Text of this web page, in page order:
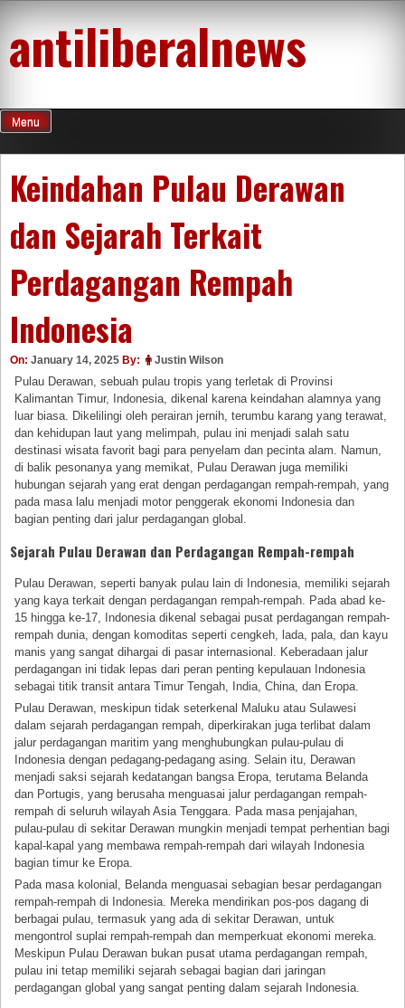
content
antiliberalnews
Menu
Keindahan Pulau Derawan
dan Sejarah Terkait
Perdagangan Rempah
Indonesia
On: January 14, 2025 By: Justin Wilson
Pulau Derawan, sebuah pulau tropis yang terletak di Provinsi
Kalimantan Timur, Indonesia, dikenal karena keindahan alamnya yang
luar biasa. Dikelilingi oleh perairan jernih, terumbu karang yang terawat,
dan kehidupan laut yang melimpah, pulau ini menjadi salah satu
destinasi wisata favorit bagi para penyelam dan pecinta alam. Namun,
di balik pesonanya yang memikat, Pulau Derawan juga memiliki
hubungan sejarah yang erat dengan perdagangan rempah-rempah, yang
pada masa lalu menjadi motor penggerak ekonomi Indonesia dan
bagian penting dari jalur perdagangan global.
Sejarah Pulau Derawan dan Perdagangan Rempah-rempah
Pulau Derawan, seperti banyak pulau lain di Indonesia, memiliki sejarah
yang kaya terkait dengan perdagangan rempah-rempah. Pada abad ke-
15 hingga ke-17, Indonesia dikenal sebagai pusat perdagangan rempah-
rempah dunia, dengan komoditas seperti cengkeh, lada, pala, dan kayu
manis yang sangat dihargai di pasar internasional. Keberadaan jalur
perdagangan ini tidak lepas dari peran penting kepulauan Indonesia
sebagai titik transit antara Timur Tengah, India, China, dan Eropa.
Pulau Derawan, meskipun tidak seterkenal Maluku atau Sulawesi
dalam sejarah perdagangan rempah, diperkirakan juga terlibat dalam
jalur perdagangan maritim yang menghubungkan pulau-pulau di
Indonesia dengan pedagang-pedagang asing. Selain itu, Derawan
menjadi saksi sejarah kedatangan bangsa Eropa, terutama Belanda
dan Portugis, yang berusaha menguasai jalur perdagangan rempah-
rempah di seluruh wilayah Asia Tenggara. Pada masa penjajahan,
pulau-pulau di sekitar Derawan mungkin menjadi tempat perhentian bagi
kapal-kapal yang membawa rempah-rempah dari wilayah Indonesia
bagian timur ke Eropa.
Pada masa kolonial, Belanda menguasai sebagian besar perdagangan
rempah-rempah di Indonesia. Mereka mendirikan pos-pos dagang di
berbagai pulau, termasuk yang ada di sekitar Derawan, untuk
mengontrol suplai rempah-rempah dan memperkuat ekonomi mereka.
Meskipun Pulau Derawan bukan pusat utama perdagangan rempah,
pulau ini tetap memiliki sejarah sebagai bagian dari jaringan
perdagangan global yang sangat penting dalam sejarah Indonesia.